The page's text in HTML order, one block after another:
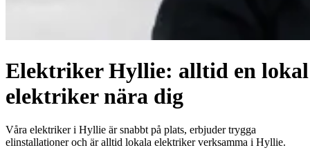
Elektriker Hyllie: alltid en lokal
elektriker nära dig
Våra elektriker i Hyllie är snabbt på plats, erbjuder trygga
elinstallationer och är alltid lokala elektriker verksamma i Hyllie.